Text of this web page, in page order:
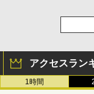
アクセスラン
1時間